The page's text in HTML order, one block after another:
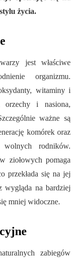
życia.
jest właściwe
organizmu.
witaminy i
orzechy i nasiona,
ważne są
komórek oraz
wolnych rodników.
ziołowych pomaga
przekłada się na jej
wygląda na bardziej
mniej widoczne.
zabiegów